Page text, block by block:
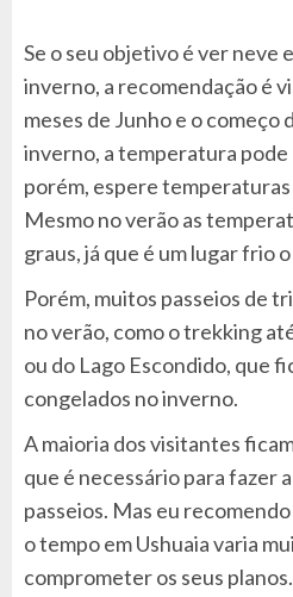
Se o seu objetivo é ver neve
inverno, a recomendação é
meses de Junho e o começo
inverno, a temperatura pode
porém, espere
Mesmo no verão as
graus, já que é um lugar frio
Porém, muitos passeios de
no verão, como o trekking
ou do Lago Escondido, que
congelados no inverno.
A maioria dos visitantes
que é necessário para fazer
passeios. Mas eu
o tempo em Ushuaia varia
comprometer os seus planos.